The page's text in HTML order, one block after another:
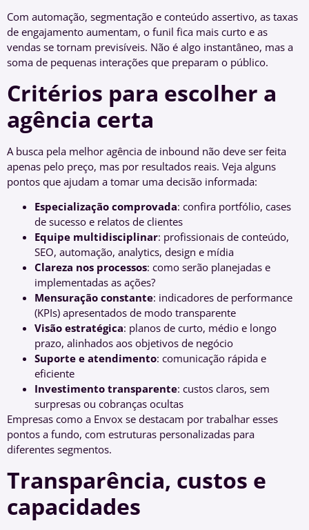
Com automação, segmentação e conteúdo assertivo, as taxas
de engajamento aumentam, o funil fica mais curto e as
vendas se tornam previsíveis. Não é algo instantâneo, mas a
soma de pequenas interações que preparam o público.
Critérios para escolher a
agência certa
A busca pela melhor agência de inbound não deve ser feita
apenas pelo preço, mas por resultados reais. Veja alguns
pontos que ajudam a tomar uma decisão informada:
Especialização comprovada: confira portfólio, cases
de sucesso e relatos de clientes
Equipe multidisciplinar: profissionais de conteúdo,
SEO, automação, analytics, design e mídia
Clareza nos processos: como serão planejadas e
implementadas as ações?
Mensuração constante: indicadores de performance
(KPIs) apresentados de modo transparente
Visão estratégica: planos de curto, médio e longo
prazo, alinhados aos objetivos de negócio
Suporte e atendimento: comunicação rápida e
eficiente
Investimento transparente: custos claros, sem
surpresas ou cobranças ocultas
Empresas como a Envox se destacam por trabalhar esses
pontos a fundo, com estruturas personalizadas para
diferentes segmentos.
Transparência, custos e
capacidades